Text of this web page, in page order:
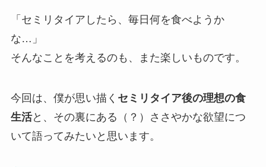
「セミリタイアしたら、毎日何を食べようか
な…」
そんなことを考えるのも、また楽しいものです。
今回は、僕が思い描く セミリタイア後の理想の食
生活と、その裏にある（？）ささやかな欲望につ
いて語ってみたいと思います。